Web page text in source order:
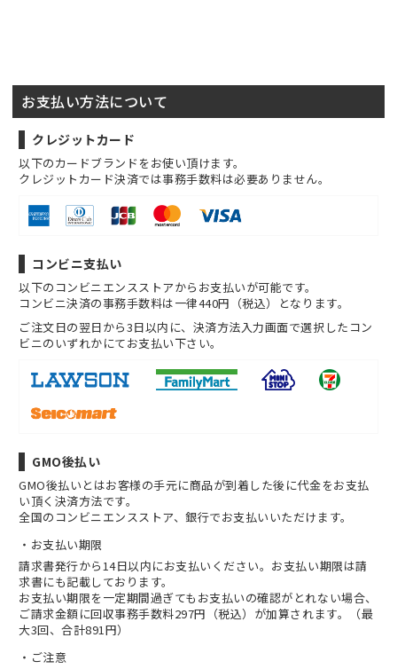
お支払い方法について
クレジットカード
以下のカードブランドをお使い頂けます。
クレジットカード決済では事務手数料は必要ありません。
コンビニ支払い
以下のコンビニエンスストアからお支払いが可能です。
コンビニ決済の事務手数料は一律440円（税込）となります。
ご注文日の翌日から3日以内に、決済方法入力画面で選択したコン
ビニのいずれかにてお支払い下さい。
GMO後払い
GMO後払いとはお客様の手元に商品が到着した後に代金をお支払
い頂く決済方法です。
全国のコンビニエンスストア、銀行でお支払いいただけます。
お支払い期限
請求書発行から14日以内にお支払いください。お支払い期限は請
求書にも記載しております。
お支払い期限を一定期間過ぎてもお支払いの確認がとれない場合、
ご請求金額に回収事務手数料297円（税込）が加算されます。（最
大3回、合計891円）
ご注意